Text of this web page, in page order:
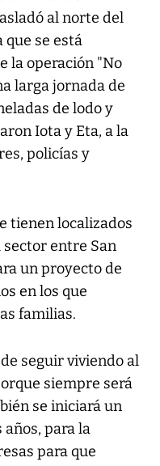
al norte del
que se está
la operación "No
larga jornada de
de lodo y
Iota y Eta, a la
policías y
tienen localizados
entre San
un proyecto de
en los que
familias.
seguir viviendo al
siempre será
se iniciará un
para la
para que